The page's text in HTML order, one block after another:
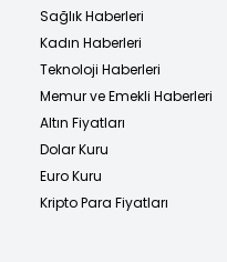
Sağlık Haberleri
Kadın Haberleri
Teknoloji Haberleri
Memur ve Emekli Haberleri
Altın Fiyatları
Dolar Kuru
Euro Kuru
Kripto Para Fiyatları